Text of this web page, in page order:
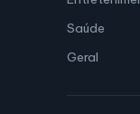
Saúde
Geral